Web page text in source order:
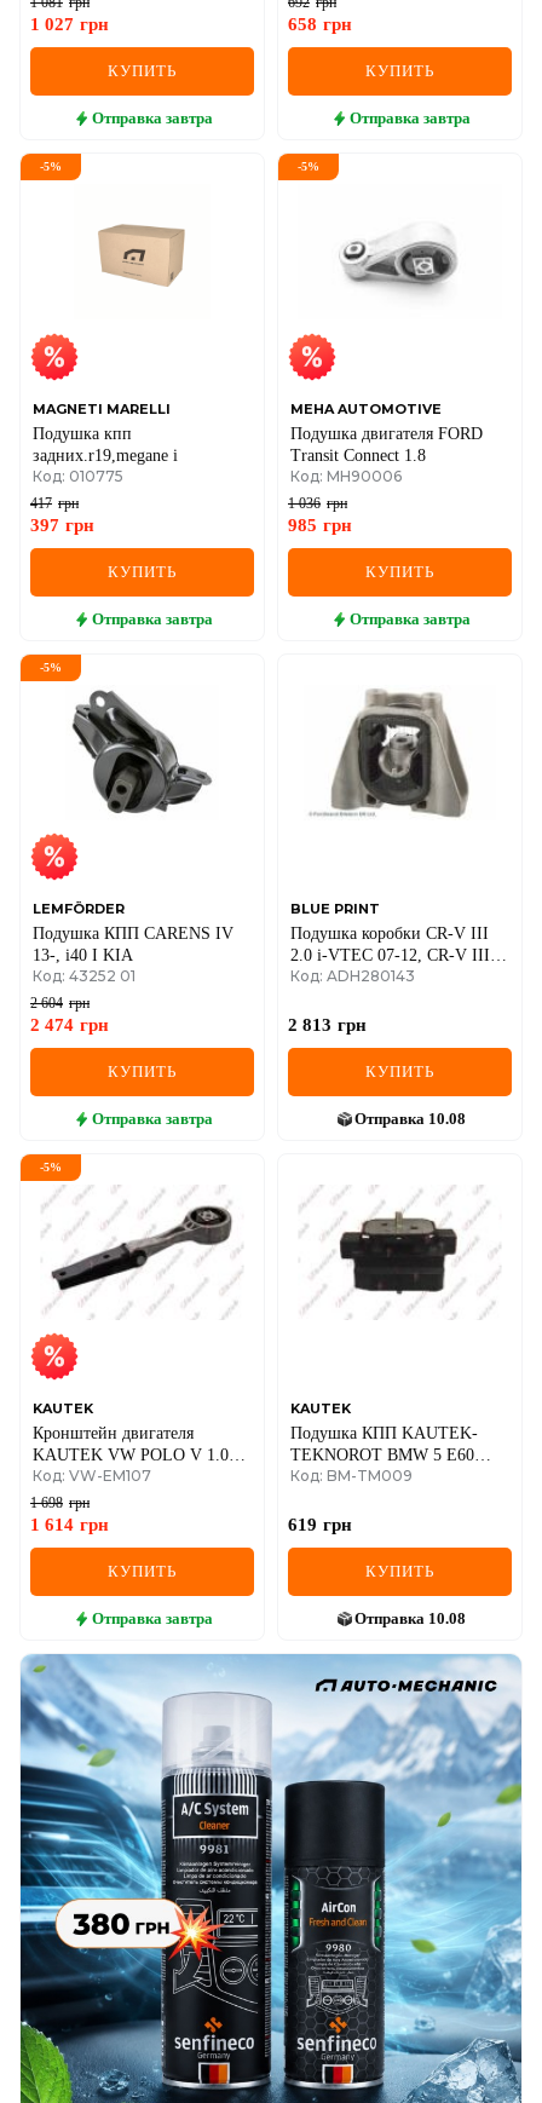
1 027 грн
КУПИТЬ
Отправка завтра
658 грн
КУПИТЬ
Отправка завтра
-5%
MAGNETI MARELLI
Подушка кпп
задних.r19,megane i
Код: 010775
417 грн
397 грн
КУПИТЬ
Отправка завтра
-5%
MEHA AUTOMOTIVE
Подушка двигателя FORD
Transit Connect 1.8
Код: MH90006
1 036 грн
985 грн
КУПИТЬ
Отправка завтра
-5%
LEMFÖRDER
Подушка КПП CARENS IV
13-, i40 I KIA
Код: 43252 01
2 604 грн
2 474 грн
КУПИТЬ
Отправка завтра
BLUE PRINT
Подушка коробки CR-V III
2.0 i-VTEC 07-12, CR-V III
2.4 i-Vtec 4WD HONDA
Код: ADH280143
2 813 грн
КУПИТЬ
Отправка 10.08
-5%
KAUTEK
Кронштейн двигателя
KAUTEK VW POLO V 1.0
14-, SEAT IBIZA IV SC TSI
15-16, SKODA FABIA III 14-
Код: VW-EM107
1 698 грн
1 614 грн
КУПИТЬ
Отправка завтра
KAUTEK
Подушка КПП KAUTEK-
TEKNOROT BMW 5 E60
05-,F10 10-
Код: BM-TM009
619 грн
КУПИТЬ
Отправка 10.08